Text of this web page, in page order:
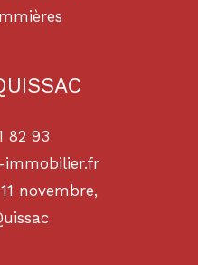
82 93
novembre,
quissac